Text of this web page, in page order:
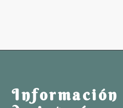
Información